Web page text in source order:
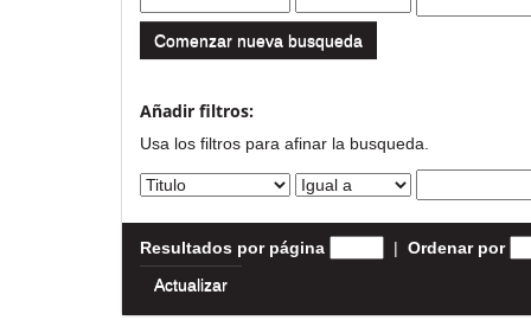
Comenzar nueva busqueda
Añadir filtros:
Usa los filtros para afinar la busqueda.
Resultados por página | Ordenar por